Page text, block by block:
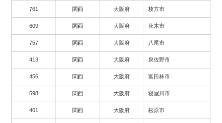
761 関西 大阪府 枚方市
609 関西 大阪府 茨木市
757 関西 大阪府 八尾市
413 関西 大阪府 泉佐野市
456 関西 大阪府 富田林市
598 関西 大阪府 寝屋川市
461 関西 大阪府 松原市